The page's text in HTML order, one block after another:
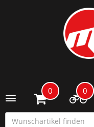
Toggle navigation
0 0